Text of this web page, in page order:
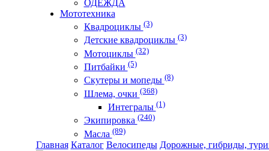
ОДЕЖДА
Мототехника
Квадроциклы(3)
Детские квадроциклы(3)
Мотоциклы(32)
Питбайки(5)
Скутеры и мопеды(8)
Шлема, очки(368)
Интегралы(1)
Экипировка(240)
Масла(89)
Главная Каталог Велосипеды Дорожные, гибриды,